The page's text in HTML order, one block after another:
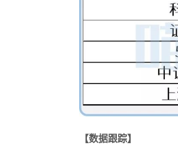
【数据跟踪】